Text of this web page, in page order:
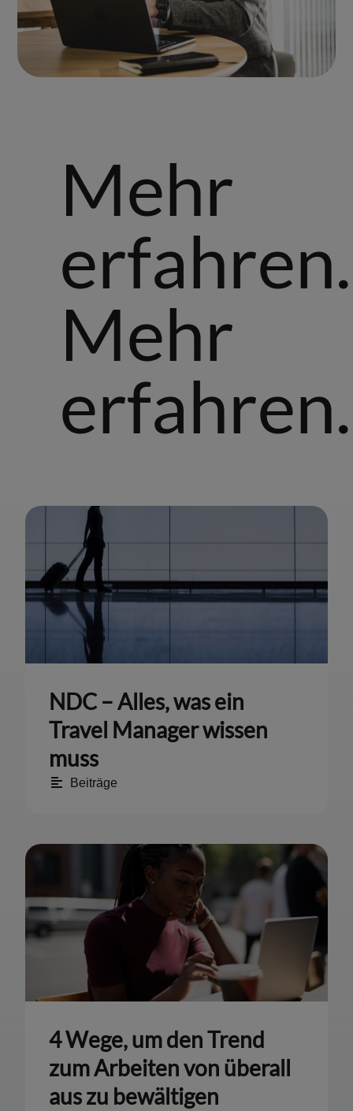
Mehr
erfahren.
Mehr
erfahren.
NDC – Alles, was ein
Travel Manager wissen
muss
Beiträge
4 Wege, um den Trend
zum Arbeiten von überall
aus zu bewältigen